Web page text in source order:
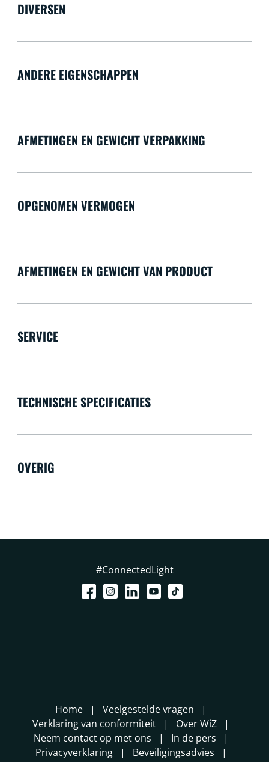
DIVERSEN
ANDERE EIGENSCHAPPEN
AFMETINGEN EN GEWICHT VERPAKKING
OPGENOMEN VERMOGEN
AFMETINGEN EN GEWICHT VAN PRODUCT
SERVICE
TECHNISCHE SPECIFICATIES
OVERIG
#ConnectedLight
Home
Veelgestelde vragen
Verklaring van conformiteit
Over WiZ
Neem contact op met ons
In de pers
Privacyverklaring
Beveiligingsadvies